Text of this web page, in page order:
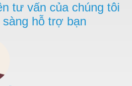
tư vấn của chúng tôi
sàng hỗ trợ bạn